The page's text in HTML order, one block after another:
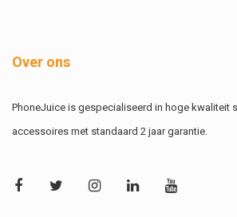
Over ons
PhoneJuice is gespecialiseerd in hoge kwaliteit
accessoires met standaard 2 jaar garantie.